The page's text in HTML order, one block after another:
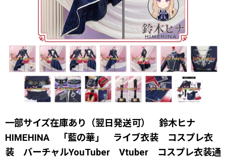
一部サイズ在庫あり（翌日発送可） 鈴木ヒナ
HIMEHINA 「藍の華」 ライブ衣装 コスプレ衣
装 バーチャルYouTuber Vtuber コスプレ衣装通